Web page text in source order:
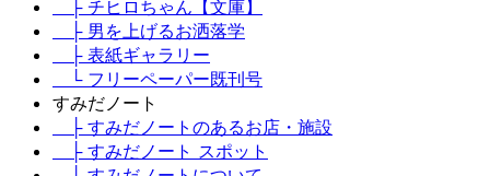
├ チヒロちゃん【文庫】
├ 男を上げるお洒落学
├ 表紙ギャラリー
└ フリーペーパー既刊号
すみだノート
├ すみだノートのあるお店・施設
├ すみだノート スポット